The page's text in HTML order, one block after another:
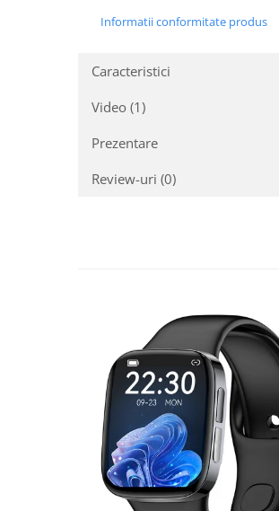
Informatii conformitate produs
Caracteristici
Video (1)
Prezentare
Review-uri (0)